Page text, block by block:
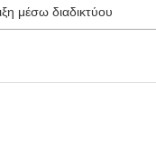
μέσω διαδικτύου